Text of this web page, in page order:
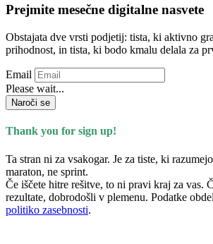
Prejmite mesečne digitalne nasvete
Obstajata dve vrsti podjetij: tista, ki aktivno
prihodnost, in tista, ki bodo kmalu delala za
Email
Please wait...
Naroči se
Thank you for sign up!
Ta stran ni za vsakogar. Je za tiste, ki
maraton, ne sprint.
Če iščete hitre rešitve, to ni pravi kraj za vas.
rezultate, dobrodošli v plemenu. Podatke
politiko zasebnosti.